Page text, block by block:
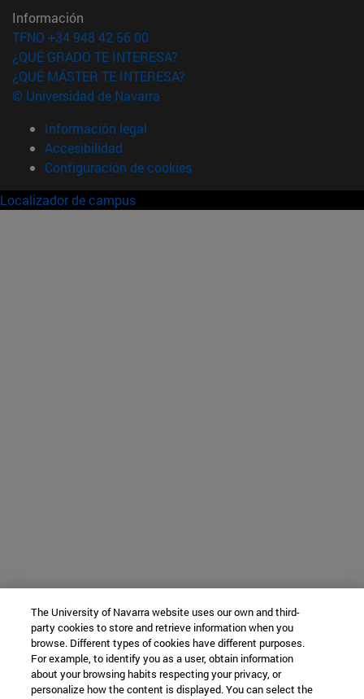
Información
TFNO +34 948 42 56 00
¿QUÉ GRADO TE INTERESA?
¿QUÉ MÁSTER TE INTERESA?
© Universidad de Navarra
Información legal
Accesibilidad
Configuración de cookies
Localizador de campus
The University of Navarra website uses our own and third-
party cookies to store and retrieve information when you
browse. Different types of cookies have different purposes.
For example, to identify you as a user, obtain information
about your browsing habits respecting your privacy, or
personalize how the content is displayed. You can select the